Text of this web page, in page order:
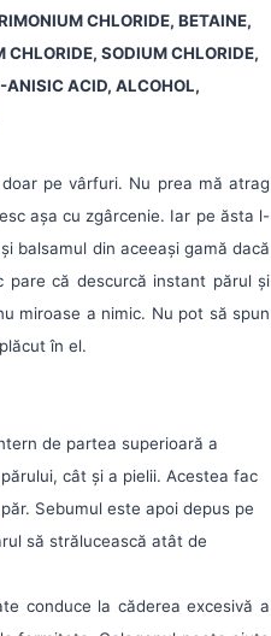
CHLORIDE, BETAINE,
SODIUM CHLORIDE,
ANISIC ACID, ALCOHOL,
pe vârfuri. Nu prea mă atrag
așa cu zgârcenie. Iar pe ăsta l-
balsamul din aceeași gamă dacă
pare că descurcă instant părul și
miroase a nimic. Nu pot să spun
în el.
de partea superioară a
cât și a pielii. Acestea fac
Sebumul este apoi depus pe
să strălucească atât de
conduce la căderea excesivă a